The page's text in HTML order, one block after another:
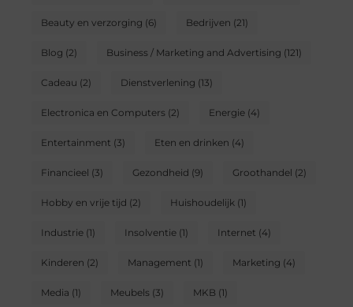
Beauty en verzorging (6) Bedrijven (21)
Blog (2) Business / Marketing and Advertising (121)
Cadeau (2) Dienstverlening (13)
Electronica en Computers(2) Energie(4)
Entertainment (3) Eten en drinken (4)
Financieel (3) Gezondheid (9) Groothandel (2)
Hobby en vrije tijd (2) Huishoudelijk(1)
Industrie(1) Insolventie(1) Internet (4)
Kinderen (2) Management (1) Marketing (4)
Media (1) Meubels(3) MKB (1)